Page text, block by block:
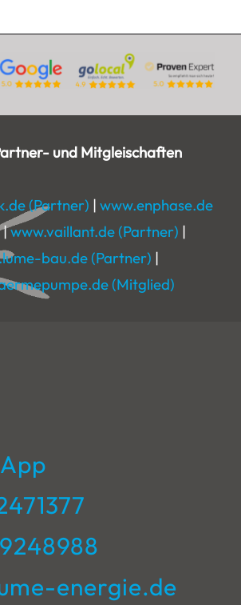
und Mitgleischaften
(Partner) | www.enphase.de
|www.vaillant.de (Partner) |
bau.de (Partner) |
(Mitglied)
energie.de